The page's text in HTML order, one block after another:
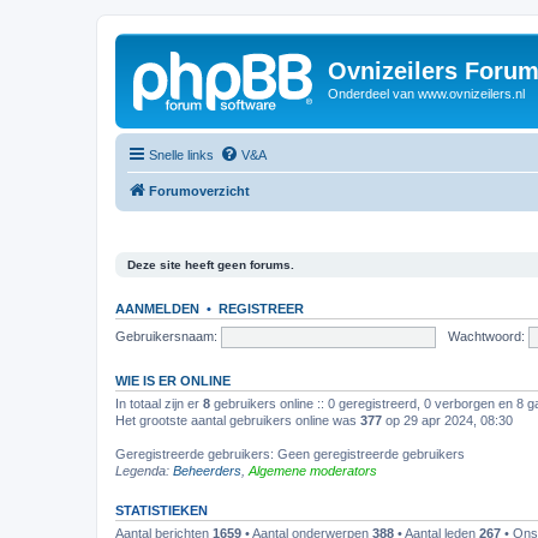
Ovnizeilers Forum
Onderdeel van www.ovnizeilers.nl
Snelle links V&A
Forumoverzicht
Deze site heeft geen forums.
AANMELDEN • REGISTREER
Gebruikersnaam:
Wachtwoord:
WIE IS ER ONLINE
In totaal zijn er 8 gebruikers online :: 0 geregistreerd, 0 verborgen en 8
Het grootste aantal gebruikers online was 377 op 29 apr 2024, 08:30
Geregistreerde gebruikers: Geen geregistreerde gebruikers
Legenda: Beheerders Algemene moderators
STATISTIEKEN
Aantal berichten 1659 • Aantal onderwerpen 388 • Aantal leden 267 •